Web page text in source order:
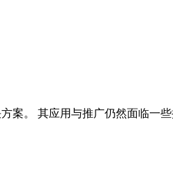
。 其应用与推广仍然面临一